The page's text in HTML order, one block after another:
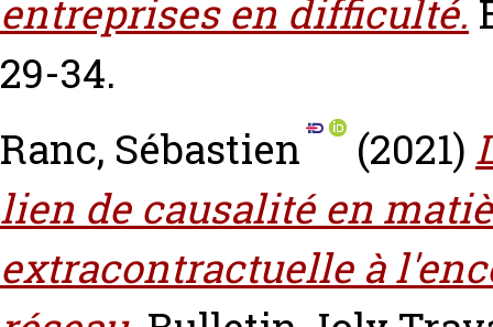
entreprises en difficulté.
29-34.
Ranc, Sébastien
(2021)
lien de causalité en
extracontractuelle à